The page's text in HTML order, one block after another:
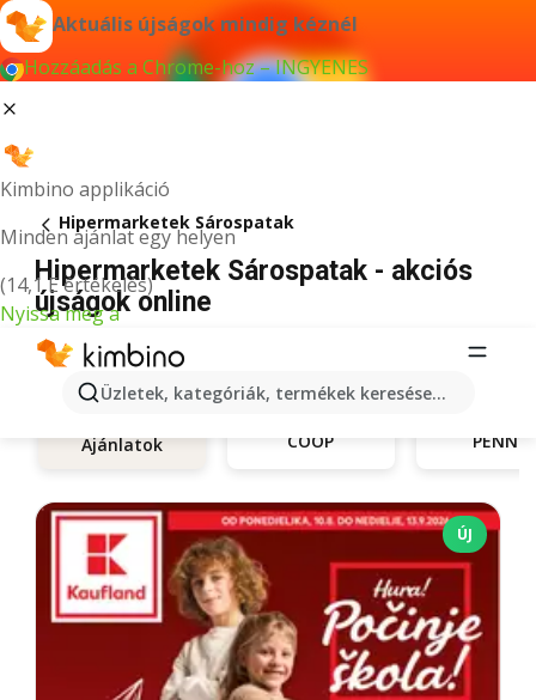
Aktuális újságok mindig kéznél
Hozzáadás a Chrome-hoz – INGYENES
Kimbino applikáció
Minden ajánlat egy helyen
(14,1 E értékelés)
Nyissa meg a
Üzletek, kategóriák, termékek keresése...
Hipermarketek Sárospatak
Hipermarketek Sárospatak - akciós
újságok online
Ajánlatok COOP PENNY
ÚJ